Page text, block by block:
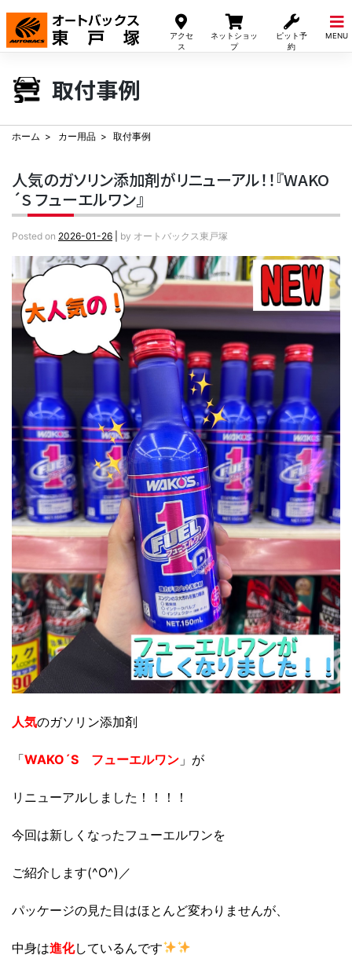
アクセ
ス
ネットショッ
プ
ピット予
約
MENU
Skip
content
取付事例
ホーム カー用品 取付事例
人気のガソリン添加剤がリニューアル！！『WAKO
´S フューエルワン』
Posted on 2026-01-26 by オートバックス東戸塚
人気のガソリン添加剤
「WAKO´S フューエルワン 」が
リニューアルしました！！！！
今回は新しくなったフューエルワンを
ご紹介します(^O^)／
パッケージの見た目はほとんど変わりませんが、
中身は進化しているんです